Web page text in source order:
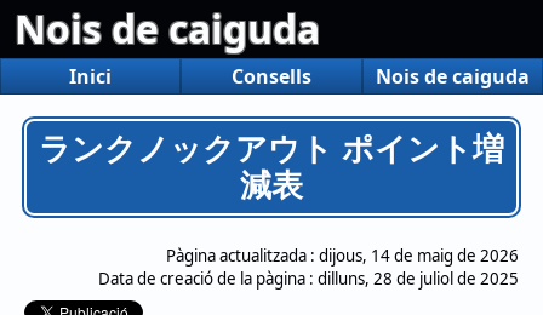
Nois de caiguda
Inici Consells Nois de caiguda
ランクノックアウト ポイント増
減表
Pàgina actualitzada : dijous, 14 de maig de 2026
Data de creació de la pàgina : dilluns, 28 de juliol de 2025